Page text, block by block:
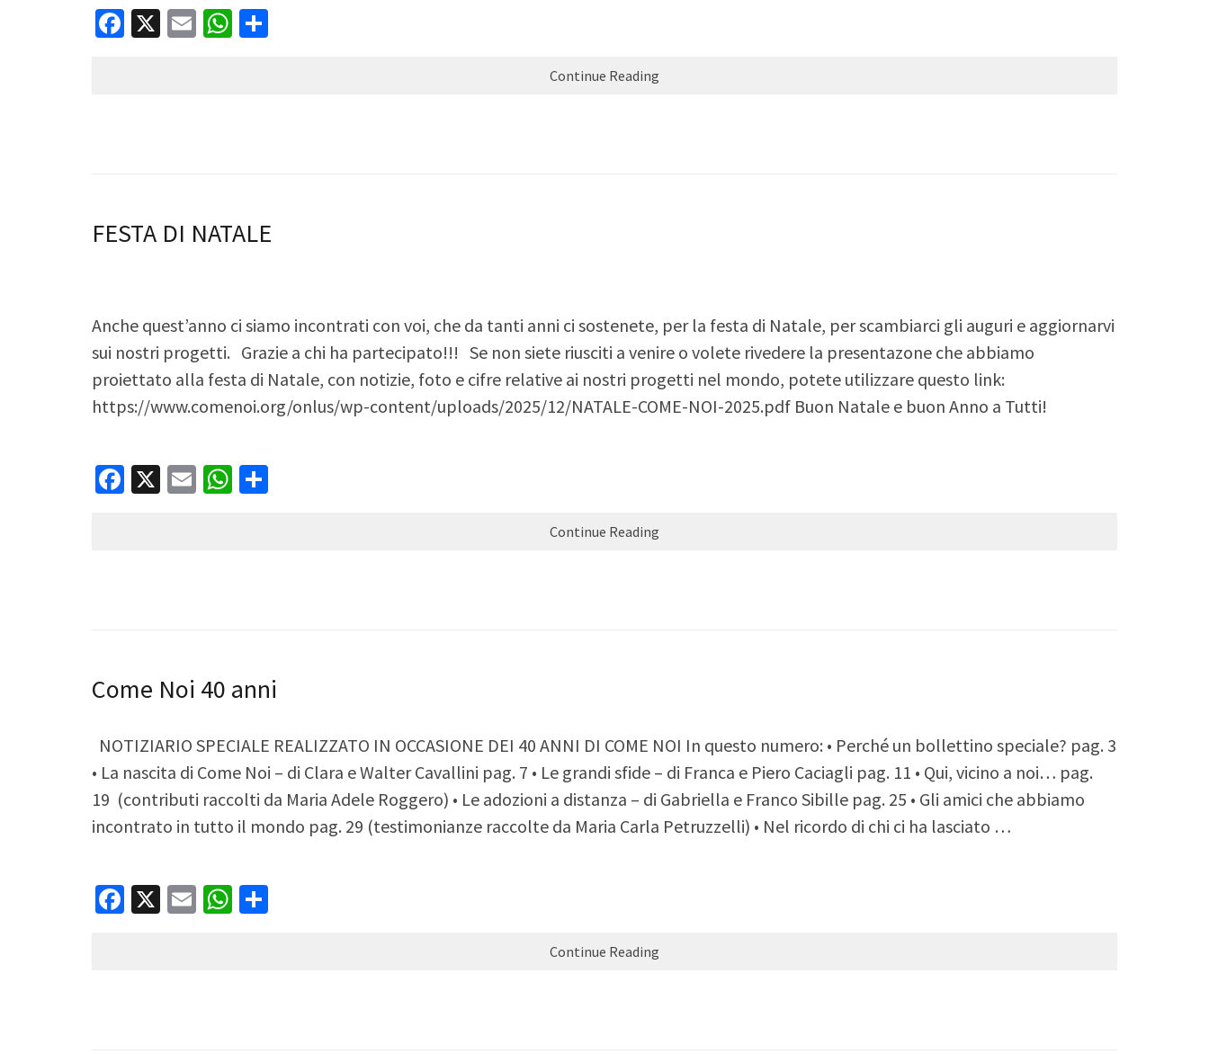
Facebook
X EmailWhatsApp
Continue Reading
FESTA DI NATALE
Anche quest’anno ci siamo incontrati con voi, che da tanti anni ci sostenete, per la festa di Natale, per scambiarci gli auguri e aggiornarvi
sui nostri progetti. Grazie a chi ha partecipato!!! Se non siete riusciti a venire o volete rivedere la presentazone che abbiamo
proiettato alla festa di Natale, con notizie, foto e cifre relative ai nostri progetti nel mondo, potete utilizzare questo link:
https://www.comenoi.org/onlus/wp-content/uploads/2025/12/NATALE-COME-NOI-2025.pdf Buon Natale e buon Anno a Tutti!
Facebook
X EmailWhatsApp
Continue Reading
Come Noi 40 anni
NOTIZIARIO SPECIALE REALIZZATO IN OCCASIONE DEI 40 ANNI DI COME NOI In questo numero: • Perché un bollettino speciale? pag. 3
• La nascita di Come Noi – di Clara e Walter Cavallini pag. 7 • Le grandi sfide – di Franca e Piero Caciagli pag. 11 • Qui, vicino a noi… pag.
19 (contributi raccolti da Maria Adele Roggero) • Le adozioni a distanza – di Gabriella e Franco Sibille pag. 25 • Gli amici che abbiamo
incontrato in tutto il mondo pag. 29 (testimonianze raccolte da Maria Carla Petruzzelli) • Nel ricordo di chi ci ha lasciato …
Facebook
X EmailWhatsApp
Continue Reading